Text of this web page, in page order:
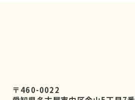
その際、弊社はお客様ご
〒460-0022